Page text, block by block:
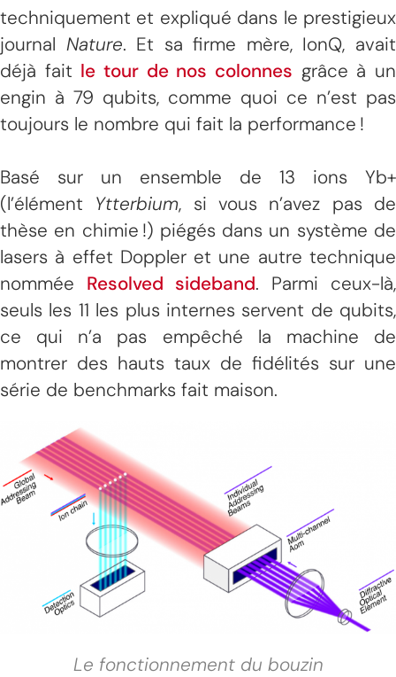
techniquement et expliqué dans le prestigieux
journal Nature. Et sa firme mère, IonQ, avait
déjà fait le tour de nos colonnes grâce à un
engin à 79 qubits, comme quoi ce n’est pas
toujours le nombre qui fait la performance !
Basé sur un ensemble de 13 ions Yb+
(l’élément Ytterbium, si vous n’avez pas de
thèse en chimie !) piégés dans un système de
lasers à effet Doppler et une autre technique
nommée Resolved sideband. Parmi ceux-là,
seuls les 11 les plus internes servent de qubits,
ce qui n’a pas empêché la machine de
montrer des hauts taux de fidélités sur une
série de benchmarks fait maison.
Le fonctionnement du bouzin